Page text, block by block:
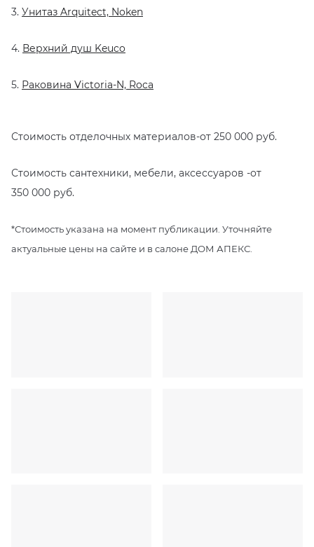
3. Унитаз Arquitect, Noken
4. Верхний душ Keuco
5. Раковина Victoria-N, Roca
Стоимость отделочных материалов-от 250 000 руб.
Стоимость сантехники, мебели, аксессуаров -от
350 000 руб.
*Стоимость указана на момент публикации. Уточняйте
актуальные цены на сайте и в салоне ДОМ АПЕКС.